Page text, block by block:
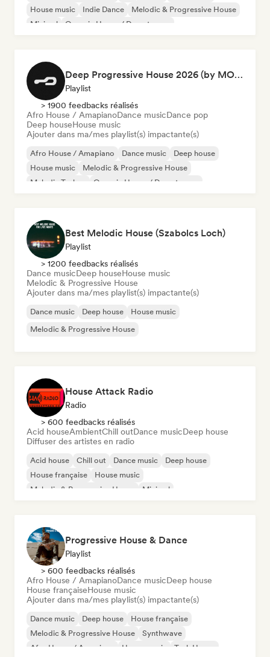
House music
Indie Dance
Melodic & Progressive House
Minimal
Organic House / Downtempo
Deep Progressive House 2026 (by MODERNDEEP)
Playlist
> 1900 feedbacks réalisés
Afro House / AmapianoDance musicDance pop
Deep houseHouse music
Ajouter dans ma/mes playlist(s) impactante(s)
Afro House / Amapiano Dance music
Deep house
House music
Melodic & Progressive House
Melodic Techno
Organic House / Downtempo
Best Melodic House (Szabolcs Loch)
Playlist
> 1200 feedbacks réalisés
Dance musicDeep houseHouse music
Melodic & Progressive House
Ajouter dans ma/mes playlist(s) impactante(s)
Dance music Deep house
House music
Melodic & Progressive House
House Attack Radio
Radio
> 600 feedbacks réalisés
Acid houseAmbientChill outDance musicDeep house
Diffuser des artistes en radio
Acid house Chill out Dance music
Deep house
House française
House music
Melodic & Progressive House
Minimal
Progressive House & Dance
Playlist
> 600 feedbacks réalisés
Afro House / AmapianoDance musicDeep house
House françaiseHouse music
Ajouter dans ma/mes playlist(s) impactante(s)
Dance music Deep house
House française
Melodic & Progressive House
Synthwave
Afro House / Amapiano
House music Tech House